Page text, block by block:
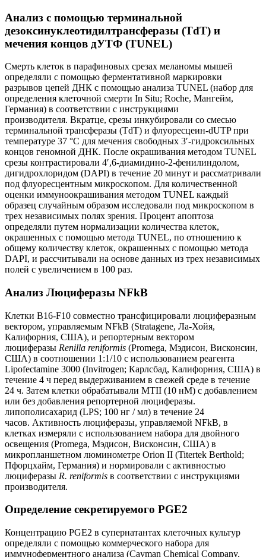
Анализ с помощью терминальной
дезоксинуклеотидилтрансферазы (TdT) и
мечения концов дУТФ (TUNEL)
Смерть клеток в парафиновых срезах меланомы мышей
определяли с помощью ферментативной маркировки
разрывов цепей ДНК с помощью анализа TUNEL (набор для
определения клеточной смерти In Situ; Roche, Мангейм,
Германия) в соответствии с инструкциями
производителя. Вкратце, срезы инкубировали со смесью
терминальной трансферазы (TdT) и флуоресцеин-dUTP при
температуре 37 °C для мечения свободных 3′-гидроксильных
концов геномной ДНК. После окрашивания методом TUNEL
срезы контрастировали 4′,6-диамидино-2-фенилиндолом,
дигидрохлоридом (DAPI) в течение 20 минут и рассматривали
под флуоресцентным микроскопом. Для количественной
оценки иммуноокрашивания методом TUNEL каждый
образец случайным образом исследовали под микроскопом в
трех независимых полях зрения. Процент апоптоза
определяли путем нормализации количества клеток,
окрашенных с помощью метода TUNEL, по отношению к
общему количеству клеток, окрашенных с помощью метода
DAPI, и рассчитывали на основе данных из трех независимых
полей с увеличением в 100 раз.
Анализ Люциферазы NFkB
Клетки B16-F10 совместно трансфицировали люциферазным
вектором, управляемым NFkB (Stratagene, Ла-Хойя,
Калифорния, США), и репортерным вектором
люциферазы Renilla reniformis (Promega, Мэдисон, Висконсин,
США) в соотношении 1:1/10 с использованием реагента
Lipofectamine 3000 (Invitrogen; Карлсбад, Калифорния, США) в
течение 4 ч перед выдерживанием в свежей среде в течение
24 ч. Затем клетки обрабатывали MTII (10 нМ) с добавлением
или без добавления репортерной люциферазы.
липополисахарид (LPS; 100 нг / мл) в течение 24
часов. Активность люциферазы, управляемой NFkB, в
клетках измеряли с использованием набора для двойного
освещения (Promega, Мэдисон, Висконсин, США) в
микропланшетном люминометре Orion II (Titertek Berthold;
Пфорцхайм, Германия) и нормировали с активностью
люциферазы R. reniformis в соответствии с инструкциями
производителя.
Определение секретируемого PGE2
Концентрацию PGE2 в супернатантах клеточных культур
определяли с помощью коммерческого набора для
иммуноферментного анализа (Cayman Chemical Company,